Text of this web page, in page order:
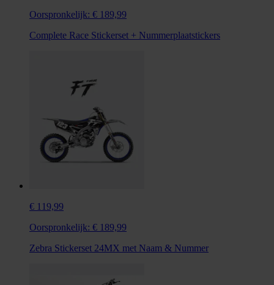
Oorspronkelijk: € 189,99
Complete Race Stickerset + Nummerplaatstickers
€ 119,99
Oorspronkelijk: € 189,99
Zebra Stickerset 24MX met Naam & Nummer